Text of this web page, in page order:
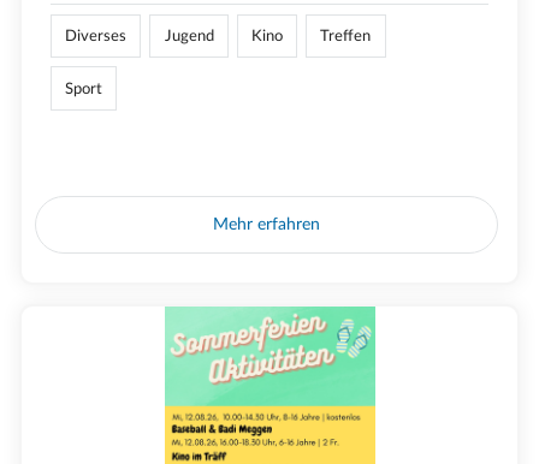
Diverses Jugend Kino Treffen
Sport
Mehr erfahren